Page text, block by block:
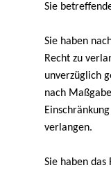
Sie
Sie haben
Recht zu
unverzüglich
nach
verlangen.
Sie haben das